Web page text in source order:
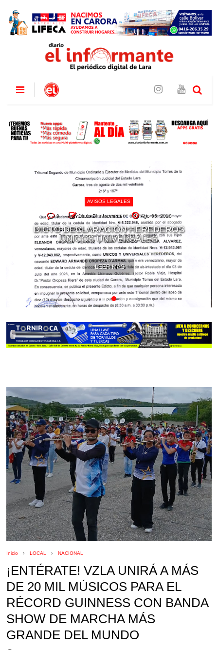
AVISOS LEGALES
0 Diario El Informante Ago 06, 2026
DICTO DECLARACIÓN HEREDEROS
ÚNICOS UNIVERSALES
LEER MÁS
Inicio LOCAL NACIONAL
¡ENTÉRATE! VZLA UNIRÁ A MÁS
DE 20 MIL MÚSICOS PARA EL
RÉCORD GUINNESS CON BANDA
SHOW DE MARCHA MÁS
GRANDE DEL MUNDO